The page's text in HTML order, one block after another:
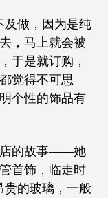
及做，因为是纯
，马上就会被
于是就订购，
觉得不可思
个性的饰品有
店的故事——她
首饰，临走时
贵的玻璃，一般